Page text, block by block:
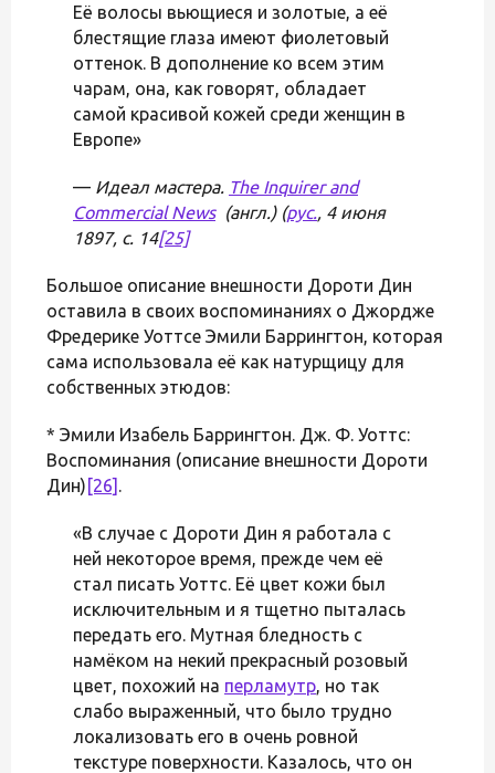
Её волосы вьющиеся и золотые, а её
блестящие глаза имеют фиолетовый
оттенок. В дополнение ко всем этим
чарам, она, как говорят, обладает
самой красивой кожей среди женщин в
Европе»
— Идеал мастера. The Inquirer and
Commercial News(англ.) (рус., 4 июня
1897, с. 14[25]
Большое описание внешности Дороти Дин
оставила в своих воспоминаниях о Джордже
Фредерике Уоттсе Эмили Баррингтон, которая
сама использовала её как натурщицу для
собственных этюдов:
* Эмили Изабель Баррингтон. Дж. Ф. Уоттс:
Воспоминания (описание внешности Дороти
Дин) [26] .
«В случае с Дороти Дин я работала с
ней некоторое время, прежде чем её
стал писать Уоттс. Её цвет кожи был
исключительным и я тщетно пыталась
передать его. Мутная бледность с
намёком на некий прекрасный розовый
цвет, похожий на перламутр, но так
слабо выраженный, что было трудно
локализовать его в очень ровной
текстуре поверхности. Казалось, что он